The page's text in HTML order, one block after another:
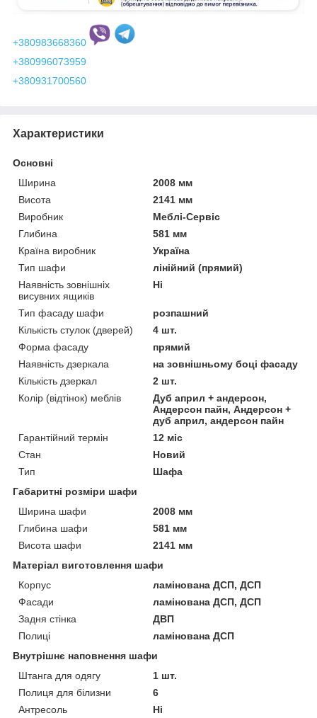
+380983668360
+380996073959
+380931700560
Характеристики
Основні
Ширина
2008 мм
Висота
2141 мм
Виробник
Меблі-Сервіс
Глибина
581 мм
Країна виробник
Україна
Тип шафи
лінійний (прямий)
Наявність зовнішніх
висувних ящиків
Ні
Тип фасаду шафи
розпашний
Кількість стулок (дверей)
4 шт.
Форма фасаду
прямий
Наявність дзеркала
на зовнішньому боці фасаду
Кількість дзеркал
2 шт.
Колір (відтінок) меблів
Дуб април + андерсон,
Андерсон пайн, Андерсон +
дуб април, андерсон пайн
Гарантійний термін
12 міс
Стан
Новий
Тип
Шафа
Габаритні розміри шафи
Ширина шафи
2008 мм
Глибина шафи
581 мм
Висота шафи
2141 мм
Матеріал виготовлення шафи
Корпус
ламінована ДСП, ДСП
Фасади
ламінована ДСП, ДСП
Задня стінка
ДВП
Полиці
ламінована ДСП
Внутрішнє наповнення шафи
Штанга для одягу
1 шт.
Полиця для білизни
6
Антресоль
Ні